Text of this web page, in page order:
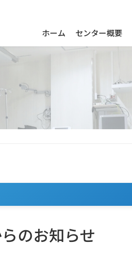
ホーム センター概要
のお知らせ